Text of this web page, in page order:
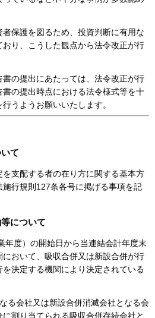
保護を図るため、投資判断に有用な
り、こうした観点から法令改正が行
書の提出にあたっては、法令改正が行
の提出時点における法令様式等を十
うようお願いいたします。
て
支配する者の在り方に関する基本方
行規則127条各号に掲げる事項を記
について
年度）の開始日から当連結会計年度末
において、吸収合併又は新設合併が行
決定する機関により決定されている
る会社又は新設合併消滅会社となる会
割り当てられる吸収合併存続会社と